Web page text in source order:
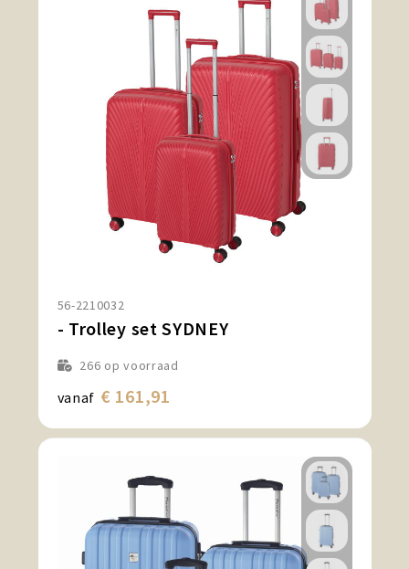
56-2210032
- Trolley set SYDNEY
266 op voorraad
vanaf € 161,91